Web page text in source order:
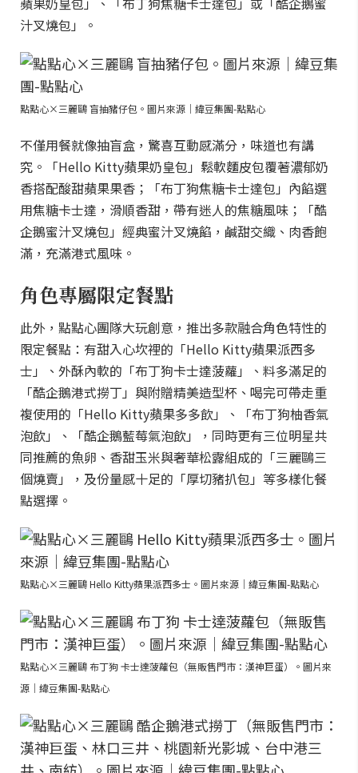
汁叉燒包」。
點點心×三麗鷗 盲抽豬仔包。圖片來源｜緯豆集團-點點心
不僅用餐就像抽盲盒，驚喜互動感滿分，味道也有講
究。「Hello Kitty蘋果奶皇包」鬆軟麵皮包覆著濃郁奶
香搭配酸甜蘋果果香；「布丁狗焦糖卡士達包」內餡選
用焦糖卡士達，滑順香甜，帶有迷人的焦糖風味；「酷
企鵝蜜汁叉燒包」經典蜜汁叉燒餡，鹹甜交織、肉香飽
滿，充滿港式風味。
角色專屬限定餐點
此外，點點心團隊大玩創意，推出多款融合角色特性的
限定餐點：有甜入心坎裡的「Hello Kitty蘋果派西多
士」、外酥內軟的「布丁狗卡士達菠蘿」、料多滿足的
「酷企鵝港式撈丁」與附贈精美造型杯、喝完可帶走重
複使用的「Hello Kitty蘋果多多飲」、「布丁狗柚香氣
泡飲」、「酷企鵝藍莓氣泡飲」，同時更有三位明星共
同推薦的魚卵、香甜玉米與奢華松露組成的「三麗鷗三
個燒賣」，及份量感十足的「厚切豬扒包」等多樣化餐
點選擇。
點點心×三麗鷗 Hello Kitty蘋果派西多士。圖片來源｜緯豆集團-點點心
點點心×三麗鷗 布丁狗 卡士達菠蘿包（無販售門市：漢神巨蛋）。圖片來
源｜緯豆集團-點點心